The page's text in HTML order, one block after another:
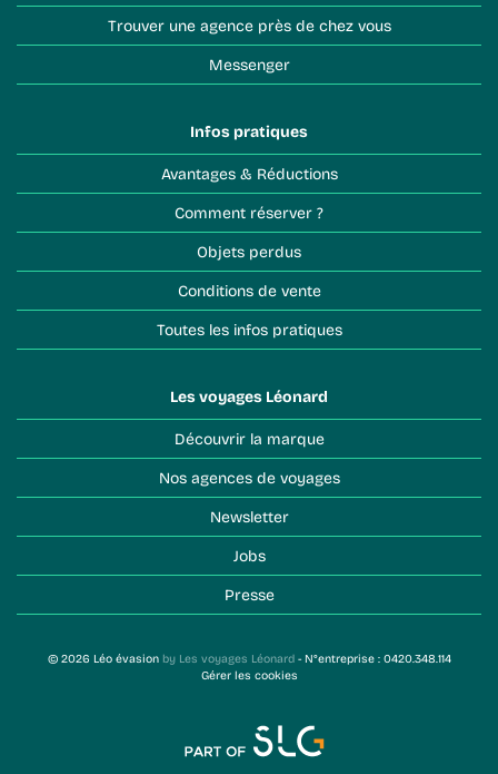
Trouver une agence près de chez vous
Messenger
Infos pratiques
Avantages & Réductions
Comment réserver ?
Objets perdus
Conditions de vente
Toutes les infos pratiques
Les voyages Léonard
Découvrir la marque
Nos agences de voyages
Newsletter
Jobs
Presse
© 2026 Léo évasion by Les voyages Léonard- N°entreprise : 0420.348.114
Gérer les cookies